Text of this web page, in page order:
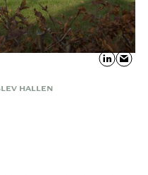
HALLEN